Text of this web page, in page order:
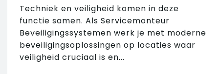
Techniek en veiligheid komen in deze
functie samen. Als Servicemonteur
Beveiligingssystemen werk je met moderne
beveiligingsoplossingen op locaties waar
veiligheid cruciaal is en...